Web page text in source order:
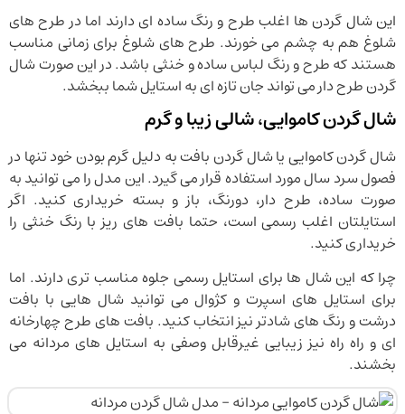
این شال گردن ها اغلب طرح و رنگ ساده ای دارند اما در طرح های
شلوغ هم به چشم می خورند. طرح های شلوغ برای زمانی مناسب
هستند که طرح و رنگ لباس ساده و خنثی باشد. در این صورت شال
گردن طرح دار می تواند جان تازه ای به استایل شما ببخشد.
شال گردن کاموایی، شالی زیبا و گرم
شال گردن کاموایی یا شال گردن بافت به دلیل گرم بودن خود تنها در
فصول سرد سال مورد استفاده قرار می گیرد. این مدل را می توانید به
صورت ساده، طرح دار، دورنگ، باز و بسته خریداری کنید. اگر
استایلتان اغلب رسمی است، حتما بافت های ریز با رنگ خنثی را
خریداری کنید.
چرا که این شال ها برای استایل رسمی جلوه مناسب تری دارند. اما
برای استایل های اسپرت و کژوال می توانید شال هایی با بافت
درشت و رنگ های شادتر نیز انتخاب کنید. بافت های طرح چهارخانه
ای و راه راه نیز زیبایی غیرقابل وصفی به استایل های مردانه می
بخشند.